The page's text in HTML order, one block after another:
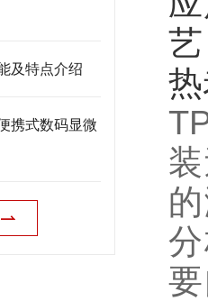
及特点介绍
携式数码显微